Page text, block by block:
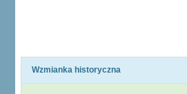
Wzmianka historyczna